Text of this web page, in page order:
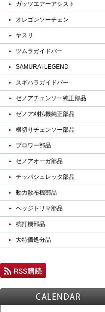
ガッツエアーアシスト
オレゴンソーチェン
ヤスリ
ツムラガイドバー
SAMURAI LEGEND
スギハラガイドバー
ゼノアチェンソー純正部品
ゼノア刈払機純正部品
根切りチェンソー部品
ブロワー部品
ゼノアオーガ部品
チッパシュレッタ部品
動力散布機部品
ヘッジトリマ部品
杭打機部品
大特価処分品